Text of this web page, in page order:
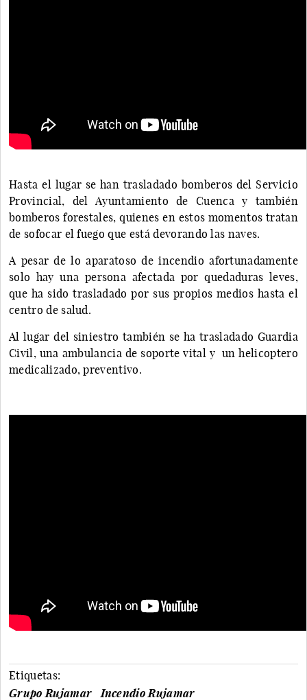
Hasta el lugar se han trasladado bomberos del Servicio
Provincial, del Ayuntamiento de Cuenca y también
bomberos forestales, quienes en estos momentos tratan
de sofocar el fuego que está devorando las naves.
A pesar de lo aparatoso de incendio afortunadamente
solo hay una persona afectada por quedaduras leves,
que ha sido trasladado por sus propios medios hasta el
centro de salud.
Al lugar del siniestro también se ha trasladado Guardia
Civil, una ambulancia de soporte vital y un helicoptero
medicalizado, preventivo.
Etiquetas:
Grupo Rujamar
Incendio Rujamar